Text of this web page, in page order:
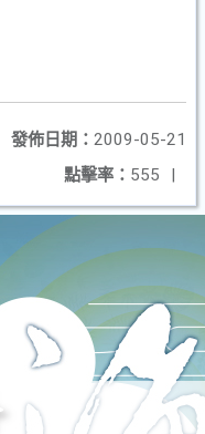
發佈日期： 2009-05-21
點擊率： 555 |